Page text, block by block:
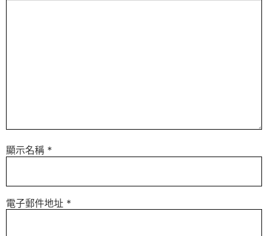
顯示名稱 *
電子郵件地址 *